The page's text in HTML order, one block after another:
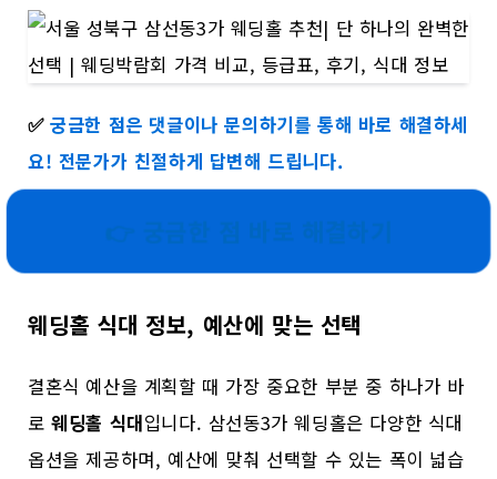
✅궁금한 점은 댓글이나 문의하기를 통해 바로 해결하세
요! 전문가가 친절하게 답변해 드립니다.
웨딩홀 식대 정보, 예산에 맞는 선택
결혼식 예산을 계획할 때 가장 중요한 부분 중 하나가 바
로웨딩홀 식대입니다. 삼선동3가 웨딩홀은 다양한 식대
옵션을 제공하며, 예산에 맞춰 선택할 수 있는 폭이 넓습